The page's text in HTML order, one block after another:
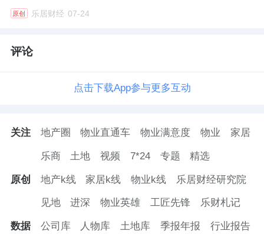
原创 乐居财经 07-24
评论
点击下载App参与更多互动
关注 地产圈 物业直通车 物业满意度 物业 家居
乐商 土地 视频 7*24 专题 精选
原创 地产k线 家居k线 物业k线 乐居财经研究院
见地 进深 物业英雄 工匠先锋 乐财札记
数据 公司库 人物库 土地库 季报年报 行业报告